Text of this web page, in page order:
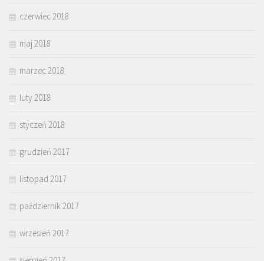
czerwiec 2018
maj 2018
marzec 2018
luty 2018
styczeń 2018
grudzień 2017
listopad 2017
październik 2017
wrzesień 2017